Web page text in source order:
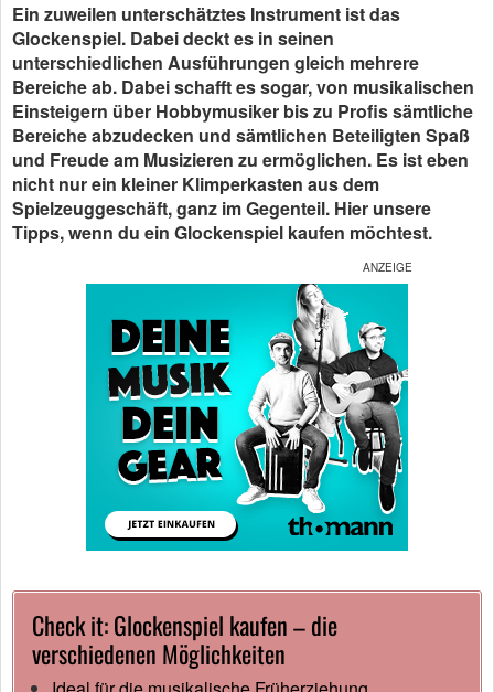
Ein zuweilen unterschätztes Instrument ist das
Glockenspiel. Dabei deckt es in seinen
unterschiedlichen Ausführungen gleich mehrere
Bereiche ab. Dabei schafft es sogar, von musikalischen
Einsteigern über Hobbymusiker bis zu Profis sämtliche
Bereiche abzudecken und sämtlichen Beteiligten Spaß
und Freude am Musizieren zu ermöglichen. Es ist eben
nicht nur ein kleiner Klimperkasten aus dem
Spielzeuggeschäft, ganz im Gegenteil. Hier unsere
Tipps, wenn du ein Glockenspiel kaufen möchtest.
Check it: Glockenspiel kaufen – die
verschiedenen Möglichkeiten